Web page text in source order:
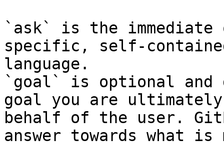
`ask` is the
specific, self-
language.
`goal` is optional and
goal you are
behalf of the user.
answer towards what